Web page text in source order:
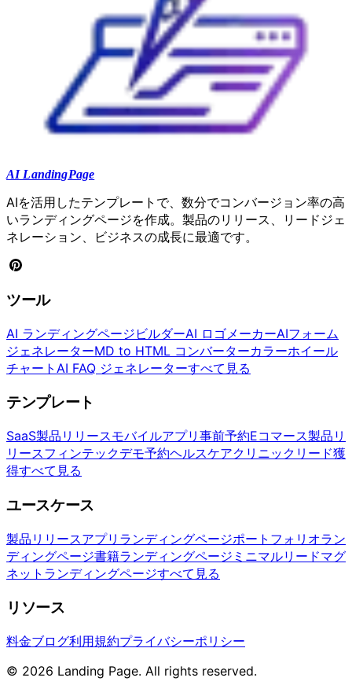
AI LandingPage
AIを活用したテンプレートで、数分でコンバージョン率の高
いランディングページを作成。製品のリリース、リードジェ
ネレーション、ビジネスの成長に最適です。
ツール
AI ランディングページビルダーAI ロゴメーカーAIフォーム
ジェネレーターMD to HTML コンバーターカラーホイール
チャート AI FAQ ジェネレーターすべて見る
テンプレート
SaaS製品リリースモバイルアプリ事前予約Eコマース製品リ
リースフィンテックデモ予約ヘルスケアクリニックリード獲
得すべて見る
ユースケース
製品リリースアプリランディングページポートフォリオラン
ディングページ書籍ランディングページ ミニマルリードマグ
ネットランディングページすべて見る
リソース
料金ブログ利用規約プライバシーポリシー
© 2026 Landing Page. All rights reserved.